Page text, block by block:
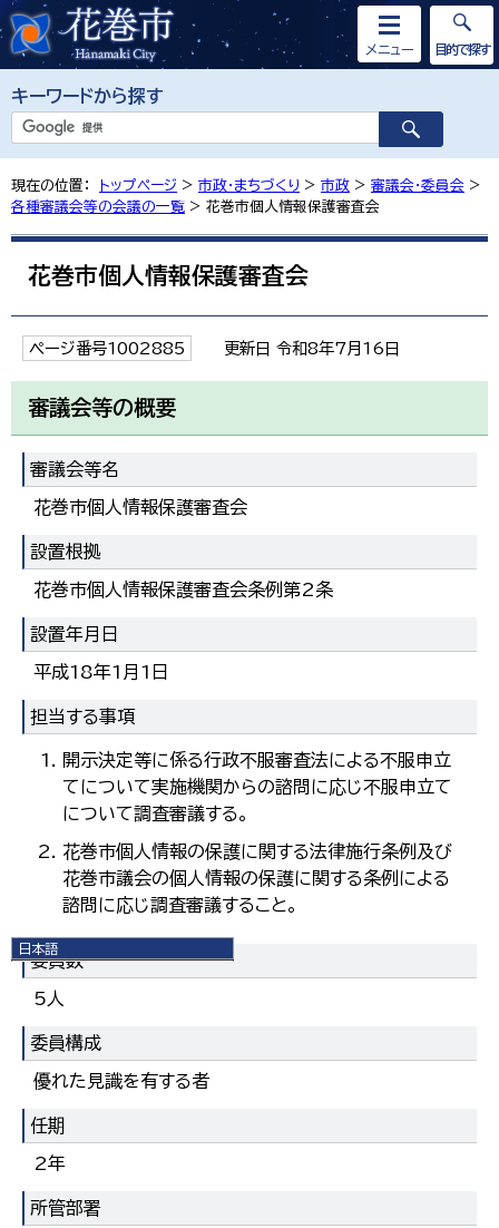
キーワードから探す
メニュー
日本語
日本語
English
简体中文
繁體中文
目的で探す
現在の位置： トップページ > 市政・まちづくり > 市政 > 審議会・委員会 >
各種審議会等の会議の一覧 > 花巻市個人情報保護審査会
花巻市個人情報保護審査会
ページ番号1002885 更新日 令和8年7月16日
審議会等の概要
審議会等名
花巻市個人情報保護審査会
設置根拠
花巻市個人情報保護審査会条例第2条
設置年月日
平成18年1月1日
担当する事項
開示決定等に係る行政不服審査法による不服申立
てについて実施機関からの諮問に応じ不服申立て
について調査審議する。
花巻市個人情報の保護に関する法律施行条例及び
花巻市議会の個人情報の保護に関する条例による
諮問に応じ調査審議すること。
委員数
5人
委員構成
優れた見識を有する者
任期
2年
所管部署